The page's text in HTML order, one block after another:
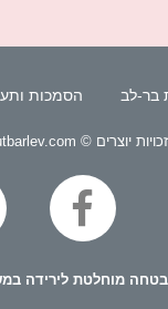
בר-לב הסמכות
זכויות יוצרים © www.reutbarlev.com / זכויות יוצרים © רעות בר-לב
מוחלטת לירידה